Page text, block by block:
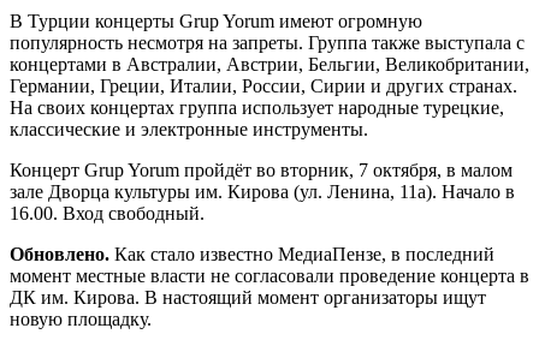
В Турции концерты Grup Yorum имеют огромную
популярность несмотря на запреты. Группа также выступала с
концертами в Австралии, Австрии, Бельгии, Великобритании,
Германии, Греции, Италии, России, Сирии и других странах.
На своих концертах группа использует народные турецкие,
классические и электронные инструменты.
Концерт Grup Yorum пройдёт во вторник, 7 октября, в малом
зале Дворца культуры им. Кирова (ул. Ленина, 11а). Начало в
16.00. Вход свободный.
Обновлено. Как стало известно МедиаПензе, в последний
момент местные власти не согласовали проведение концерта в
ДК им. Кирова. В настоящий момент организаторы ищут
новую площадку.